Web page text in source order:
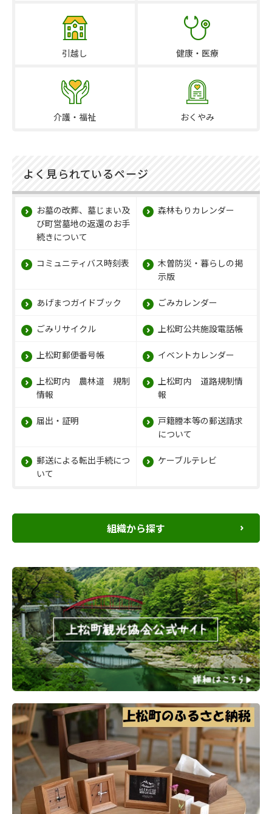
引越し 健康・医療
介護・福祉 おくやみ
よく見られているページ
お墓の改葬、墓じまい及
び町営墓地の返還のお手
続きについて
森林もりカレンダー
コミュニティバス時刻表
木曽防災・暮らしの掲
示版
あげまつガイドブック ごみカレンダー
ごみリサイクル 上松町公共施設電話帳
上松町郵便番号帳 イベントカレンダー
上松町内 農林道 規制
情報
上松町内 道路規制情
報
届出・証明
戸籍謄本等の郵送請求
について
郵送による転出手続につ
いて
ケーブルテレビ
組織から探す